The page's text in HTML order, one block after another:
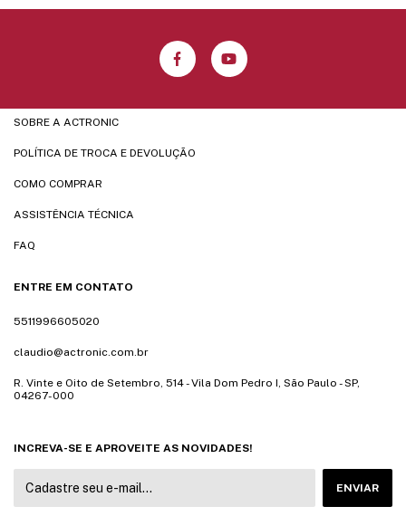
SOBRE A ACTRONIC
POLÍTICA DE TROCA E DEVOLUÇÃO
COMO COMPRAR
ASSISTÊNCIA TÉCNICA
FAQ
ENTRE EM CONTATO
5511996605020
claudio@actronic.com.br
R. Vinte e Oito de Setembro, 514 - Vila Dom Pedro I, São Paulo - SP,
04267-000
INCREVA-SE E APROVEITE AS NOVIDADES!